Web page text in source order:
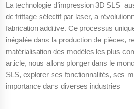
La technologie d’impression 3D SLS,
de frittage sélectif par laser, a
fabrication additive. Ce processus
inégalée dans la production de pièces,
matérialisation des modèles les plus
article, nous allons plonger dans le
SLS, explorer ses fonctionnalités, ses
importance dans diverses industries.